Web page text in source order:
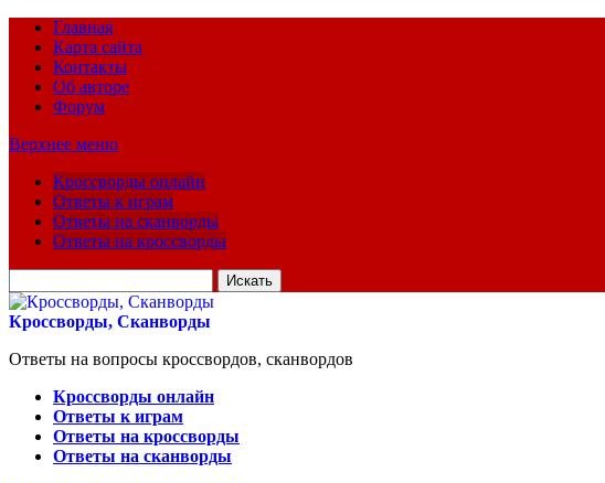
Главная
Карта сайта
Контакты
Об авторе
Форум
Верхнее меню
Кроссворды онлайн
Ответы к играм
Ответы на сканворды
Ответы на кроссворды
для:
Кроссворды, Сканворды
Ответы на вопросы кроссвордов, сканвордов
Кроссворды онлайн
Ответы к играм
Ответы на кроссворды
Ответы на сканворды